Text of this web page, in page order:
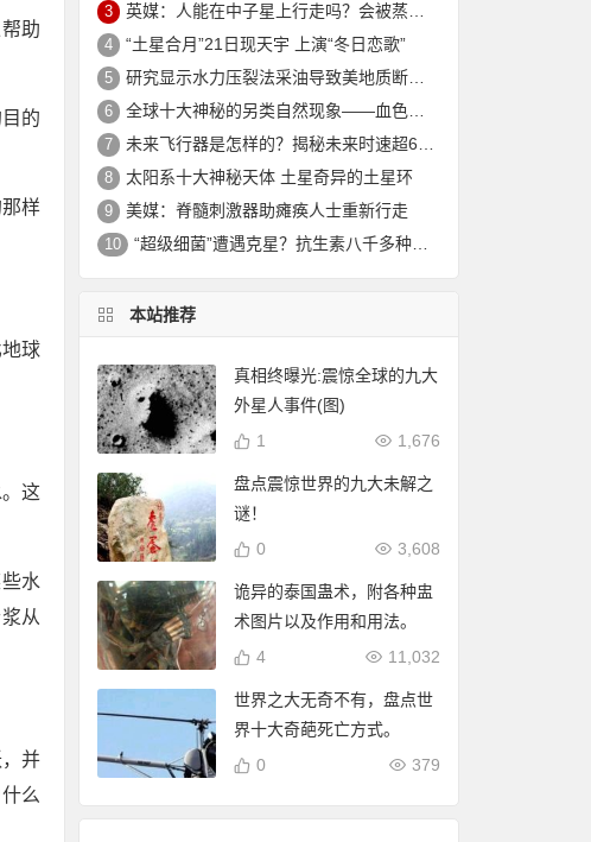
助
的
样
球
这
水
从
并
么
3 英媒：人能在中子星上行走吗？会被蒸发电离
4 “土星合月”21日现天宇 上演“冬日恋歌”
5 研究显示水力压裂法采油导致美地质断层重新活跃
6 全球十大神秘的另类自然现象——血色瀑布_大火瀑布_磁山等！
7 未来飞行器是怎样的？揭秘未来时速超6000公里的飞行器
8 太阳系十大神秘天体 土星奇异的土星环
9 美媒：脊髓刺激器助瘫痪人士重新行走
10 “超级细菌”遭遇克星？抗生素八千多种新组合效果惊人
本站推荐
真相终曝光:震惊全球的九大
外星人事件(图)
1,676
1
盘点震惊世界的九大未解之
谜！
3,608
0
诡异的泰国蛊术，附各种盅
术图片以及作用和用法。
11,032
4
世界之大无奇不有，盘点世
界十大奇葩死亡方式。
379
0